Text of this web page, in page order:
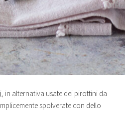
, in alternativa usate dei pirottini da
spolverate con dello